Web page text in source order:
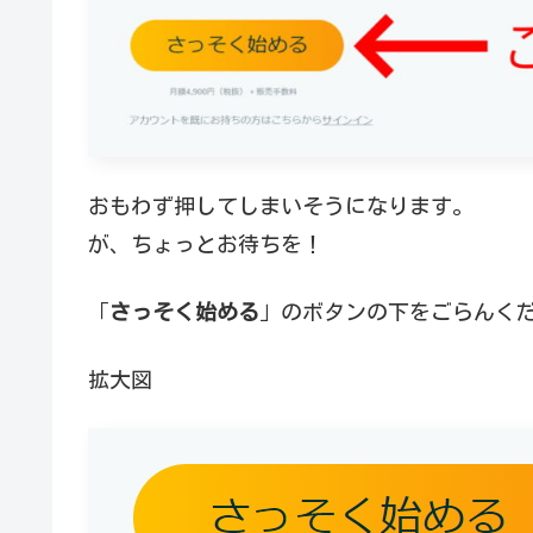
おもわず押してしまいそうになります。
が、ちょっとお待ちを！
「さっそく始める 」のボタンの下をごらんく
拡大図